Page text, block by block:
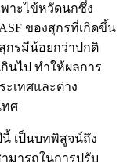
าะไข้หวัดนกซึ่ง
ของสุกรที่เกิดขึ้น
กรมีน้อยกว่าปกติ
นไป ทำให้ผลการ
ะเทศและต่าง
ทศ
เป็นบทพิสูจน์ถึง
มารถในการปรับ